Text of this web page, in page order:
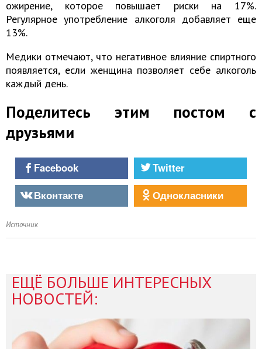
ожирение, которое повышает риски на 17%.
Регулярное употребление алкоголя добавляет еще
13%.
Медики отмечают, что негативное влияние спиртного
появляется, если женщина позволяет себе алкоголь
каждый день.
Поделитесь этим постом с
друзьями
Facebook
Twitter
Вконтакте
Однокласники
Источник
ЕЩЁ БОЛЬШЕ ИНТЕРЕСНЫХ
НОВОСТЕЙ: